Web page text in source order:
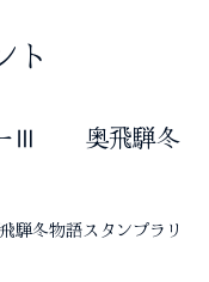
ト
ーⅢ 奥飛騨冬
騨冬物語スタンプラリ
コラム